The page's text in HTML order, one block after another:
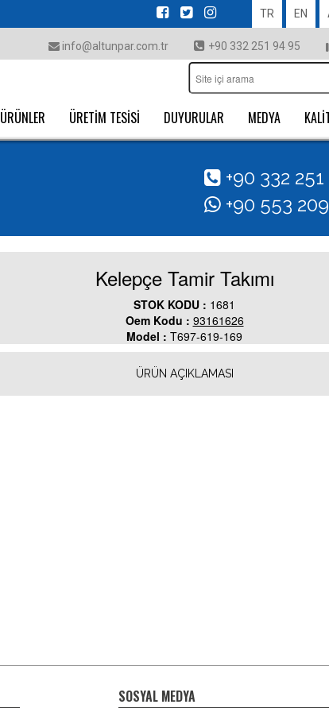
TR EN
info@altunpar.com.tr +90 332 251 94 95
ÜRÜNLER ÜRETİM TESİSİ DUYURULAR MEDYA
+90 332
+90 553
Kelepçe Tamir Takımı
STOK KODU : 1681
Oem Kodu : 93161626
Model : T697-619-169
ÜRÜN AÇIKLAMASI
SOSYAL MEDYA